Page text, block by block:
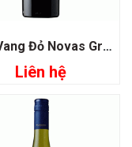
Rượu Vang Đỏ Novas Gran Reserva Cabernet Sauvignon
Liên hệ